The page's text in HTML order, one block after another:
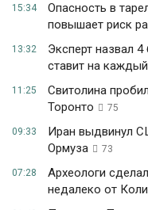
15:34
Опасность в
повышает риск
13:32
Эксперт назвал
ставит на
11:25
Свитолина
Торонто
75
09:33
Иран выдвинул
Ормуза
73
07:28
Археологи
недалеко от